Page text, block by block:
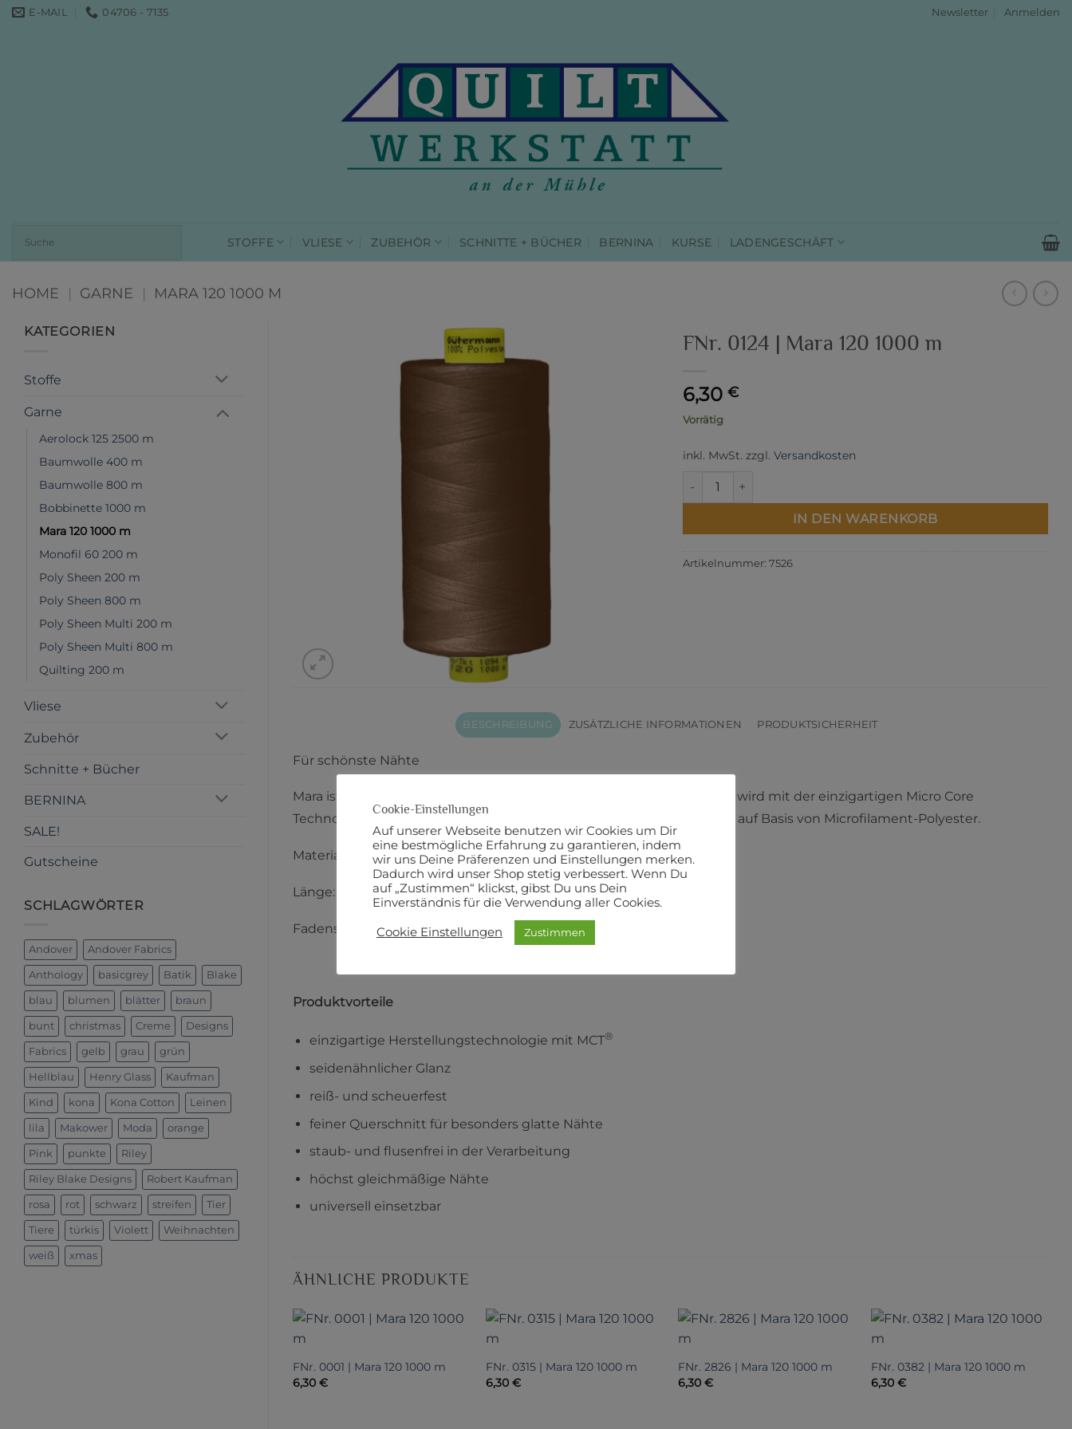
Zum E-MAIL 04706 - 7135 Newsletter Anmelden
STOFFE VLIESE ZUBEHÖR SCHNITTE + BÜCHER BERNINA KURSE LADENGESCHÄFT
HOME | GARNE | MARA 120 1000 M
KATEGORIEN
Stoffe
Garne
Aerolock 125 2500 m
Baumwolle 400 m
Baumwolle 800 m
Bobbinette 1000 m
Mara 120 1000 m
Monofil 60 200 m
Poly Sheen 200 m
Poly Sheen 800 m
Poly Sheen Multi 200 m
Poly Sheen Multi 800 m
Quilting 200 m
Vliese
Zubehör
Schnitte + Bücher
BERNINA
SALE!
Gutscheine
SCHLAGWÖRTER
Andover Andover Fabrics
Anthology basicgrey Batik Blake
blau blumen blätter braun
bunt christmas Creme Designs
Fabrics gelb grau grün
Hellblau Henry Glass Kaufman
Kind kona Kona Cotton Leinen
lila Makower Moda orange
Pink punkte Riley
Riley Blake Designs Robert Kaufman
rosa rot schwarz streifen Tier
Tiere türkis Violett Weihnachten
weiß xmas
FNr. 0124 | Mara 120 1000 m
6,30 €
Vorrätig
inkl. MwSt. zzgl. Versandkosten
FNr. 0124 | Mara 120 1000 m Menge
IN DEN WARENKORB
Artikelnummer: 7526
BESCHREIBUNG ZUSÄTZLICHE INFORMATIONEN PRODUKTSICHERHEIT
Für schönste Nähte
Mara ist ein hochwertiger und universell einsetzbarer Nähfaden. Mara wird mit der einzigartigen Micro Core
Technology
® (MCT) hergestellt. MCT ist das erste Umspinnverfahren auf Basis von Microfilament-Polyester.
Material: 100 % Polyester
Länge: 1000 m
Fadenstärke: 120
Produktvorteile
einzigartige Herstellungstechnologie mit MCT®
seidenähnlicher Glanz
reiß- und scheuerfest
feiner Querschnitt für besonders glatte Nähte
staub- und flusenfrei in der Verarbeitung
höchst gleichmäßige Nähte
universell einsetzbar
ÄHNLICHE PRODUKTE
FNr. 0001 | Mara 120 1000 m
6,30 €
FNr. 0315 | Mara 120 1000 m
6,30 €
FNr. 2826 | Mara 120 1000 m
6,30€
FNr. 0382 | Mara 120 1000 m
6,30€
Cookie-Einstellungen
Auf unserer Webseite benutzen wir Cookies um Dir
eine bestmögliche Erfahrung zu garantieren, indem
wir uns Deine Präferenzen und Einstellungen merken.
Dadurch wird unser Shop stetig verbessert. Wenn Du
auf „Zustimmen“ klickst, gibst Du uns Dein
Einverständnis für die Verwendung aller Cookies.
Cookie Einstellungen Zustimmen